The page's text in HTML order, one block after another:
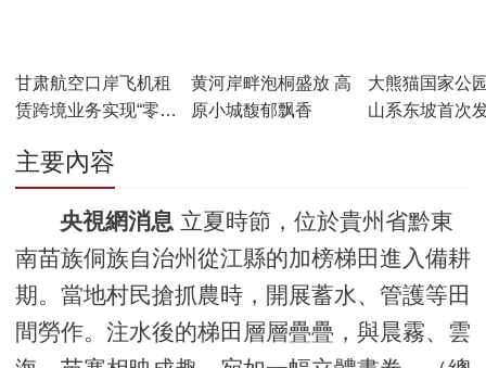
甘肃航空口岸飞机租
赁跨境业务实现“零突
顺利飞往马来西亚
黄河岸畔泡桐盛放 高
原小城馥郁飘香
大熊猫国家公
山系东坡首次
主要內容
央視網消息 立夏時節，位於貴州省黔東
南苗族侗族自治州從江縣的加榜梯田進入備耕
期。當地村民搶抓農時，開展蓄水、管護等田
間勞作。注水後的梯田層層疊疊，與晨霧、雲